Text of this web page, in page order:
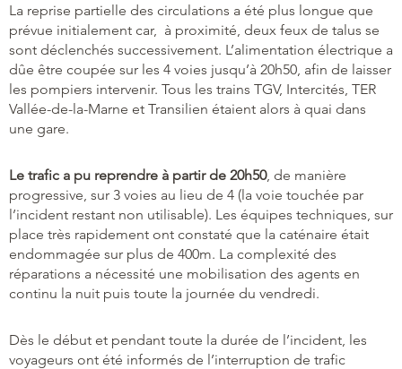
La reprise partielle des circulations a été plus longue que
prévue initialement car, à proximité, deux feux de talus se
sont déclenchés successivement. L’alimentation électrique a
dûe être coupée sur les 4 voies jusqu’à 20h50, afin de laisser
les pompiers intervenir. Tous les trains TGV, Intercités, TER
Vallée-de-la-Marne et Transilien étaient alors à quai dans
une gare.
Le trafic a pu reprendre à partir de 20h50, de manière
progressive, sur 3 voies au lieu de 4 (la voie touchée par
l’incident restant non utilisable). Les équipes techniques, sur
place très rapidement ont constaté que la caténaire était
endommagée sur plus de 400m. La complexité des
réparations a nécessité une mobilisation des agents en
continu la nuit puis toute la journée du vendredi.
Dès le début et pendant toute la durée de l’incident, les
voyageurs ont été informés de l’interruption de trafic